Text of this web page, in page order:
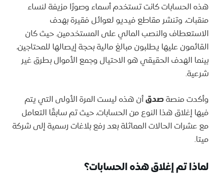
هذه الحسابات كانت تستخدم أسماء وصورًا مزيفة لنساء
منقبات، وتنشر مقاطع فيديو لعوائل فقيرة بهدف
الاستعطاف والنصب المالي على المستخدمين. حيث كان
القائمون عليها يطلبون مبالغ مالية بحجة إيصالها للمحتاجين،
بينما الهدف الحقيقي هو الاحتيال وجمع الأموال بطرق غير
شرعية.
وأكدت منصةصدقأن هذه ليست المرة الأولى التي يتم
فيها إغلاق هذا النوع من الحسابات، حيث تم سابقًا التعامل
مع عشرات الحالات المماثلة بعد رفع بلاغات رسمية إلى شركة
ميتا.
لماذا تم إغلاق هذه الحسابات؟